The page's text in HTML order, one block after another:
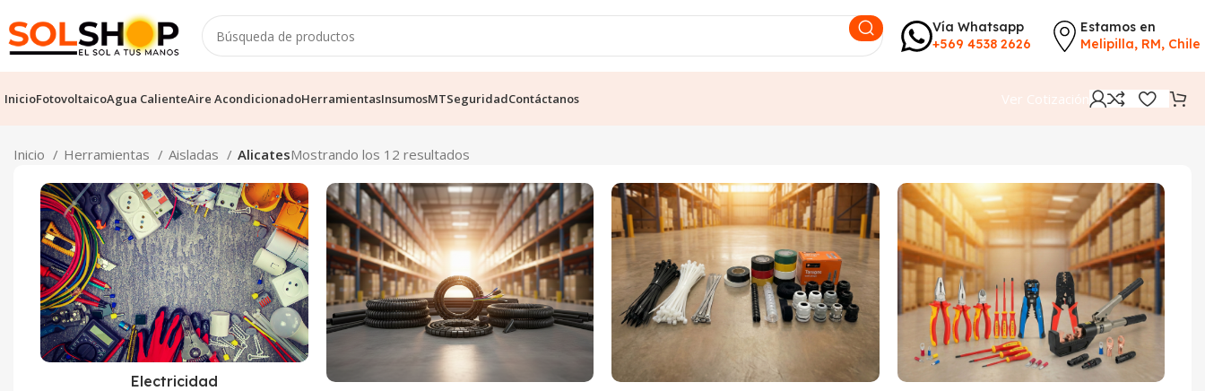
Vía Whatsapp
+569 4538 2626
Estamos en
Melipilla, RM, Chile
InicioFotovoltaicoAgua CalienteAire AcondicionadoHerramientasInsumosMTSeguridadContáctanos Ver Cotización
Inicio Herramientas Aisladas AlicatesMostrando los 12 resultados
Electricidad